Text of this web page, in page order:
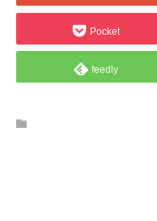
Pocket
feedly